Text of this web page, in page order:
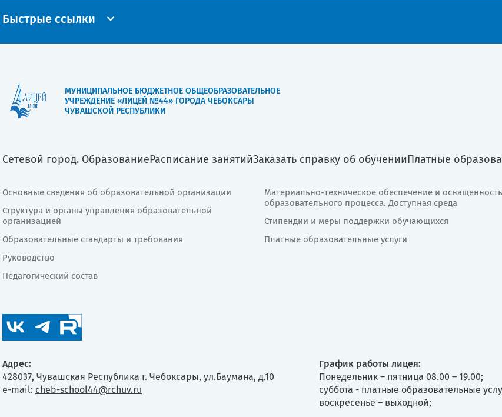
Быстрые ссылки
МУНИЦИПАЛЬНОЕ БЮДЖЕТНОЕ ОБЩЕОБРАЗОВАТЕЛЬНОЕ
УЧРЕЖДЕНИЕ «ЛИЦЕЙ №44» ГОРОДА ЧЕБОКСАРЫ
ЧУВАШСКОЙ РЕСПУБЛИКИ
Сетевой город. ОбразованиеРасписание занятийЗаказать справку об обученииПлатные
Основные сведения об образовательной организации
Структура и органы управления образовательной
организацией
Образовательные стандарты и требования
Руководство
Педагогический состав
Материально-техническое обеспечение и оснащенность
образовательного процесса. Доступная среда
Стипендии и меры поддержки обучающихся
Платные образовательные услуги
Адрес:
428037, Чувашская Республика г. Чебоксары, ул.Баумана, д.10
e-mail: cheb-school44@rchuv.ru
График работы лицея:
Понедельник – пятница 08.00 – 19.00;
суббота - платные образовательные
воскресенье – выходной;